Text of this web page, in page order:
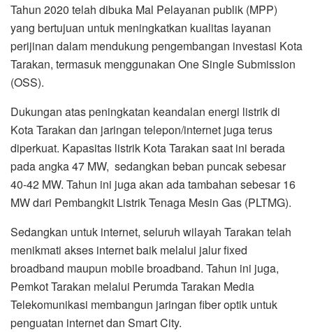
Tahun 2020 telah dibuka Mal Pelayanan publik (MPP)
yang bertujuan untuk meningkatkan kualitas layanan
perijinan dalam mendukung pengembangan investasi Kota
Tarakan, termasuk menggunakan One Single Submission
(OSS).
Dukungan atas peningkatan keandalan energi listrik di
Kota Tarakan dan jaringan telepon/internet juga terus
diperkuat. Kapasitas listrik Kota Tarakan saat ini berada
pada angka 47 MW, sedangkan beban puncak sebesar
40-42 MW. Tahun ini juga akan ada tambahan sebesar 16
MW dari Pembangkit Listrik Tenaga Mesin Gas (PLTMG).
Sedangkan untuk internet, seluruh wilayah Tarakan telah
menikmati akses internet baik melalui jalur fixed
broadband maupun mobile broadband. Tahun ini juga,
Pemkot Tarakan melalui Perumda Tarakan Media
Telekomunikasi membangun jaringan fiber optik untuk
penguatan internet dan Smart City.